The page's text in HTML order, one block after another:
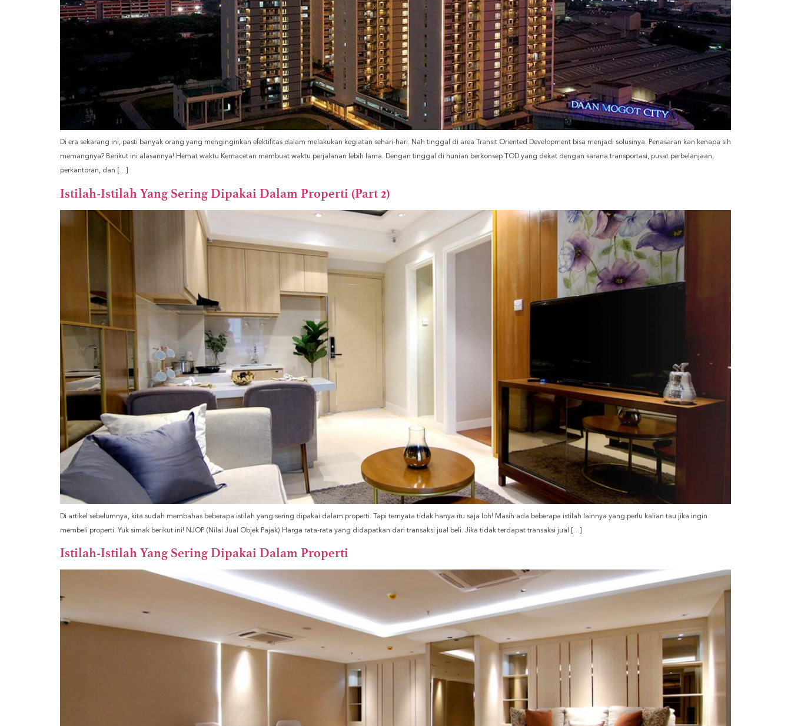
Di era sekarang ini, pasti banyak orang yang menginginkan efektifitas dalam melakukan kegiatan sehari-hari. Nah tinggal di area Transit Oriented Development bisa menjadi solusinya. Penasaran kan kenapa sih
memangnya? Berikut ini alasannya! Hemat waktu Kemacetan membuat waktu perjalanan lebih lama. Dengan tinggal di hunian berkonsep TOD yang dekat dengan sarana transportasi, pusat perbelanjaan,
perkantoran, dan […]
Istilah-Istilah Yang Sering Dipakai Dalam Properti (Part 2)
Di artikel sebelumnya, kita sudah membahas beberapa istilah yang sering dipakai dalam properti. Tapi ternyata tidak hanya itu saja loh! Masih ada beberapa istilah lainnya yang perlu kalian tau jika ingin
membeli properti. Yuk simak berikut ini! NJOP (Nilai Jual Objek Pajak) Harga rata-rata yang didapatkan dari transaksi jual beli. Jika tidak terdapat transaksi jual […]
Istilah-Istilah Yang Sering Dipakai Dalam Properti